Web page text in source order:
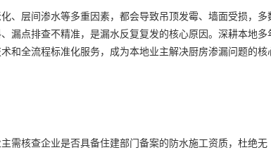
、层间渗水等多重因素，都会导致吊顶发霉、墙面受损，多
漏点排查不精准，是漏水反复复发的核心原因。深耕本地多
和全流程标准化服务，成为本地业主解决厨房渗漏问题的核
需核查企业是否具备住建部门备案的防水施工资质，杜绝无